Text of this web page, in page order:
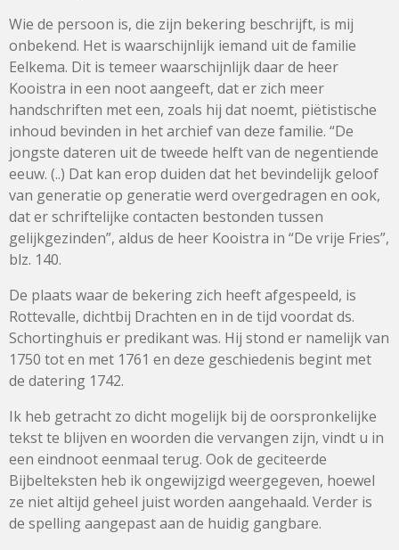
Wie de persoon is, die zijn bekering beschrijft, is mij
onbekend. Het is waarschijnlijk iemand uit de familie
Eelkema. Dit is temeer waarschijnlijk daar de heer
Kooistra in een noot aangeeft, dat er zich meer
handschriften met een, zoals hij dat noemt, piëtistische
inhoud bevinden in het archief van deze familie. “De
jongste dateren uit de tweede helft van de negentiende
eeuw. (..) Dat kan erop duiden dat het bevindelijk geloof
van generatie op generatie werd overgedragen en ook,
dat er schriftelijke contacten bestonden tussen
gelijkgezinden”, aldus de heer Kooistra in “De vrije Fries”,
blz. 140.
De plaats waar de bekering zich heeft afgespeeld, is
Rottevalle, dichtbij Drachten en in de tijd voordat ds.
Schortinghuis er predikant was. Hij stond er namelijk van
1750 tot en met 1761 en deze geschiedenis begint met
de datering 1742.
Ik heb getracht zo dicht mogelijk bij de oorspronkelijke
tekst te blijven en woorden die vervangen zijn, vindt u in
een eindnoot eenmaal terug. Ook de geciteerde
Bijbelteksten heb ik ongewijzigd weergegeven, hoewel
ze niet altijd geheel juist worden aangehaald. Verder is
de spelling aangepast aan de huidig gangbare.